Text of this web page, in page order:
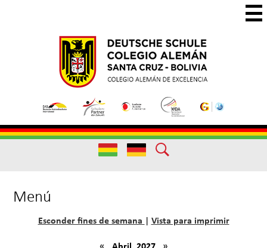
to
main
content
Colegio
Santa
Cruz
Colegio
de
Excelencia
Useful
Links
Useful
Links
Menú
Esconder fines de semana | Vista para imprimir